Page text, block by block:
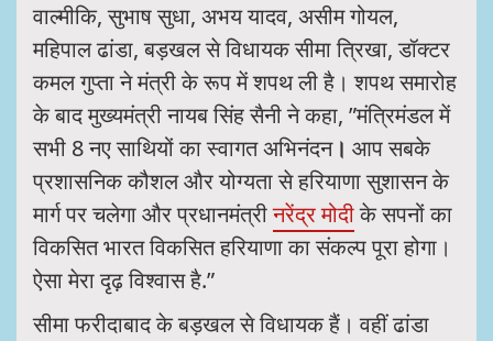
वाल्मीकि, सुभाष सुधा, अभय यादव, असीम गोयल,
महिपाल ढांडा, बड़खल से विधायक सीमा त्रिखा, डॉक्टर
कमल गुप्ता ने मंत्री के रूप में शपथ ली है। शपथ समारोह
के बाद मुख्यमंत्री नायब सिंह सैनी ने कहा, ”मंत्रिमंडल में
सभी 8 नए साथियों का स्वागत अभिनंदन। आप सबके
प्रशासनिक कौशल और योग्यता से हरियाणा सुशासन के
मार्ग पर चलेगा और प्रधानमंत्रीनरेंद्र मोदीके सपनों का
विकसित भारत विकसित हरियाणा का संकल्प पूरा होगा।
ऐसा मेरा दृढ़ विश्वास है.”
सीमा फरीदाबाद के बड़खल से विधायक हैं। वहीं ढांडा